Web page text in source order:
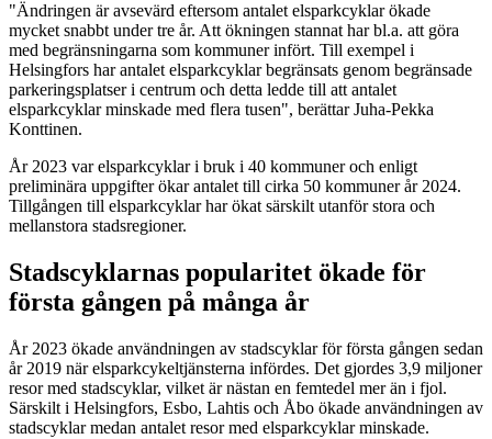
"Ändringen är avsevärd eftersom antalet elsparkcyklar ökade
mycket snabbt under tre år. Att ökningen stannat har bl.a. att göra
med begränsningarna som kommuner infört. Till exempel i
Helsingfors har antalet elsparkcyklar begränsats genom begränsade
parkeringsplatser i centrum och detta ledde till att antalet
elsparkcyklar minskade med flera tusen", berättar Juha-Pekka
Konttinen.
År 2023 var elsparkcyklar i bruk i 40 kommuner och enligt
preliminära uppgifter ökar antalet till cirka 50 kommuner år 2024.
Tillgången till elsparkcyklar har ökat särskilt utanför stora och
mellanstora stadsregioner.
Stadscyklarnas popularitet ökade för
första gången på många år
År 2023 ökade användningen av stadscyklar för första gången sedan
år 2019 när elsparkcykeltjänsterna infördes. Det gjordes 3,9 miljoner
resor med stadscyklar, vilket är nästan en femtedel mer än i fjol.
Särskilt i Helsingfors, Esbo, Lahtis och Åbo ökade användningen av
stadscyklar medan antalet resor med elsparkcyklar minskade.